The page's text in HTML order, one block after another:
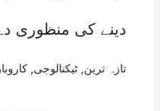
دینے کی منظوری
تازہ ترین ٹیکنالوجی کاروبار